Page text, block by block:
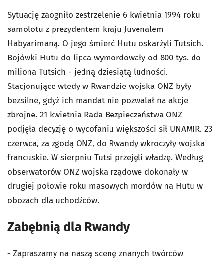
Sytuację zaogniło zestrzelenie 6 kwietnia 1994 roku
samolotu z prezydentem kraju Juvenalem
Habyarimaną. O jego śmierć Hutu oskarżyli Tutsich.
Bojówki Hutu do lipca wymordowały od 800 tys. do
miliona Tutsich - jedną dziesiątą ludności.
Stacjonujące wtedy w Rwandzie wojska ONZ były
bezsilne, gdyż ich mandat nie pozwalał na akcje
zbrojne. 21 kwietnia Rada Bezpieczeństwa ONZ
podjęła decyzję o wycofaniu większości sił UNAMIR. 23
czerwca, za zgodą ONZ, do Rwandy wkroczyły wojska
francuskie. W sierpniu Tutsi przejęli władzę. Według
obserwatorów ONZ wojska rządowe dokonały w
drugiej połowie roku masowych mordów na Hutu w
obozach dla uchodźców.
Zabębnią dla Rwandy
-Zapraszamy na naszą scenę znanych twórców